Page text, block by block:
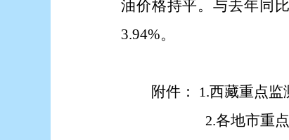
油价格持平。与去年同
3.94%。
附件： 1.西藏重点监
2.各地市重